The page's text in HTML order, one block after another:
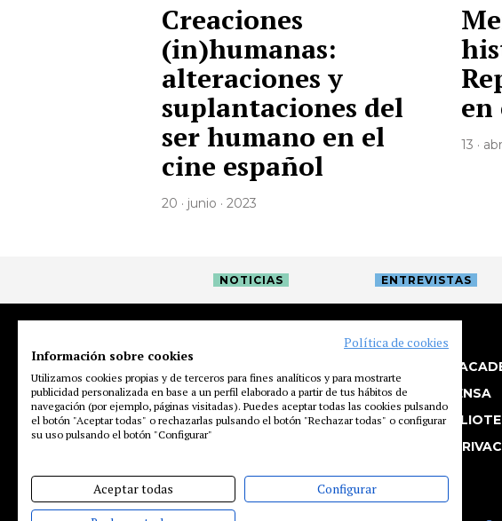
Creaciones
(in)humanas:
alteraciones y
suplantaciones del
ser humano en el
cine español
20 · junio · 2023
en
13 ·
NOTICIAS ENTREVISTAS
LA
PRENSA
P.
Política de cookies
Información sobre cookies
Utilizamos cookies propias y de terceros para fines analíticos y para mostrarte
publicidad personalizada en base a un perfil elaborado a partir de tus hábitos de
navegación (por ejemplo, páginas visitadas). Puedes aceptar todas las cookies pulsando
el botón "Aceptar todas" o rechazarlas pulsando el botón "Rechazar todas" o configurar
su uso pulsando el botón "Configurar"
Aceptar todas Configurar